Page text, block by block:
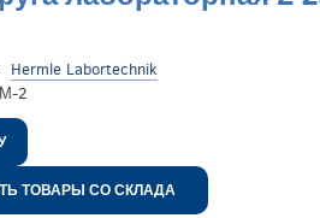
Hermle Labortechnik
2
ТОВАРЫ СО СКЛАДА